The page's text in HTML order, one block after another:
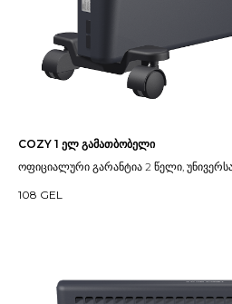
COZY 1 ელ გამათბობელი
ოფიციალური გარანტია 2 წელი,
108 GEL